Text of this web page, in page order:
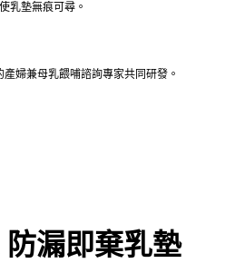
乳墊無痕可尋。
婦兼母乳餵哺諮詢專家共同研發。
漏即棄乳墊